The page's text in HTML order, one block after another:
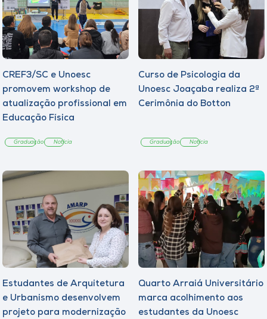
CREF3/SC e Unoesc
promovem workshop de
atualização profissional em
Educação Física
Graduação Notícia
Curso de Psicologia da
Unoesc Joaçaba realiza 2ª
Cerimônia do Botton
Graduação Notícia
Estudantes de Arquitetura
e Urbanismo desenvolvem
projeto para modernização
Quarto Arraiá Universitário
marca acolhimento aos
estudantes da Unoesc